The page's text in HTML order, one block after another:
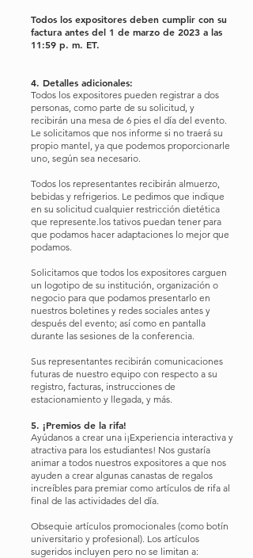
Todos los expositores deben cumplir con su
factura antes del 1 de marzo de 2023 a las
11:59 p. m. ET.
4. Detalles adicionales:
Todos los expositores pueden registrar a dos
personas, como parte de su solicitud, y
recibirán una mesa de 6 pies el día del evento.
Le solicitamos que nos informe si no traerá su
propio mantel, ya que podemos proporcionarle
uno, según sea necesario.
Todos los representantes recibirán almuerzo,
bebidas y refrigerios. Le pedimos que indique
en su solicitud cualquier restricción dietética
que represente.los tativos puedan tener para
que podamos hacer adaptaciones lo mejor que
podamos.
Solicitamos que todos los expositores carguen
un logotipo de su institución, organización o
negocio para que podamos presentarlo en
nuestros boletines y redes sociales antes y
después del evento; así como en pantalla
durante las sesiones de la conferencia.
Sus representantes recibirán comunicaciones
futuras de nuestro equipo con respecto a su
registro, facturas, instrucciones de
estacionamiento y llegada, y más.
5. ¡Premios de la rifa!
Ayúdanos a crear una i¡Experiencia interactiva y
atractiva para los estudiantes! Nos gustaría
animar a todos nuestros expositores a que nos
ayuden a crear algunas canastas de regalos
increíbles para premiar como artículos de rifa al
final de las actividades del día.
Obsequie artículos promocionales (como botín
universitario y profesional). Los artículos
sugeridos incluyen pero no se limitan a: